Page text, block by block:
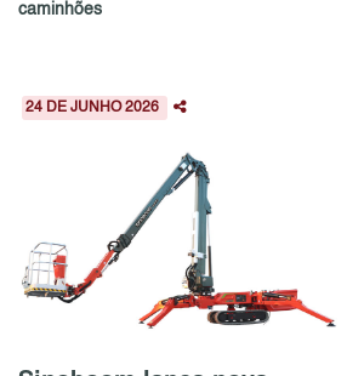
caminhões
24 DE JUNHO 2026